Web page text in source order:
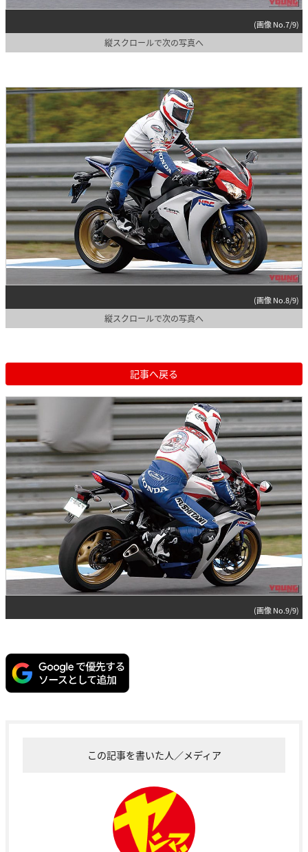
(画像 No.7/9)
縦スクロールで次の写真へ
(画像 No.8/9)
縦スクロールで次の写真へ
記事へ戻る
(画像 No.9/9)
この記事を書いた人／メディア